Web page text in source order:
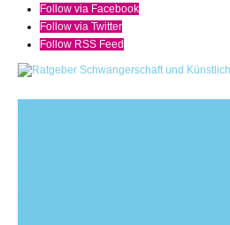
Follow via Facebook
Follow via Twitter
Follow RSS Feed